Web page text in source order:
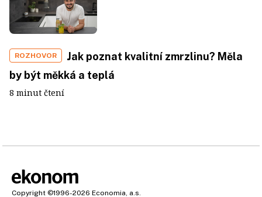
ROZHOVOR
Jak poznat kvalitní zmrzlinu? Měla
by být měkká a teplá
8 minut čtení
Copyright ©1996-2026 Economia, a.s.